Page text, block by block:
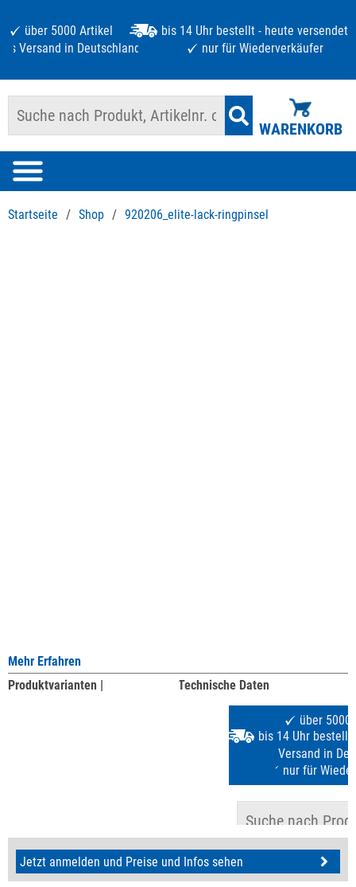
über 5000 Artikel
bis 14 Uhr bestellt - heute versendet
Versand in Deutschland ab 125 €
nur für Wiederverkäufer
WARENKORB
Startseite / Shop / 920206_elite-lack-ringpinsel
Mehr Erfahren
Produktvarianten |
Technische Daten
Jetzt anmelden und Preise und Infos sehen